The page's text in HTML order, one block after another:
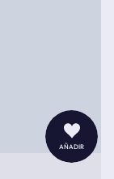
añadir